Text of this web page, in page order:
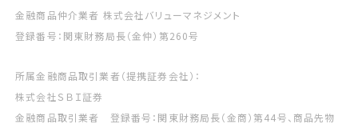
金融商品仲介業者 株式会社バリューマネジメント
登録番号：関東財務局長（金仲）第260号
所属金融商品取引業者（提携証券会社）：
株式会社ＳＢＩ証券
金融商品取引業者 登録番号：関東財務局長（金商）第44号、商品先物